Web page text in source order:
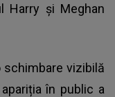
Harry și Meghan
schimbare vizibilă
în public a